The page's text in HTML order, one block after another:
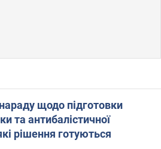
щодо підготовки
рішення готуються